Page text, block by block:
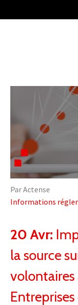
Par Actense
Informations
20 Avr:
la source
volontaires